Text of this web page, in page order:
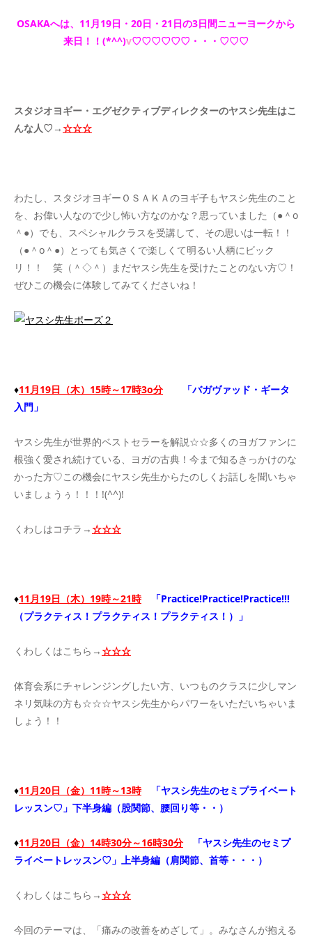
OSAKAへは、11月19日・20日・21日の3日間ニューヨークから
来日！！(*^^)v♡♡♡♡♡♡・・・♡♡♡
スタジオヨギー・エグゼクティブディレクターのヤスシ先生はこ
んな人♡→☆☆☆
わたし、スタジオヨギーＯＳＡＫＡのヨギ子もヤスシ先生のこと
を、お偉い人なので少し怖い方なのかな？思っていました（●＾o
＾●）でも、スペシャルクラスを受講して、その思いは一転！！
（●＾o＾●）とっても気さくで楽しくて明るい人柄にビック
リ！！ 笑（＾◇＾）まだヤスシ先生を受けたことのない方♡！
ぜひこの機会に体験してみてくださいね！
♦11月19日（木）15時～17時3o分
「バガヴァッド・ギータ
入門」
ヤスシ先生が世界的ベストセラーを解説☆☆多くのヨガファンに
根強く愛され続けている、ヨガの古典！今まで知るきっかけのな
かった方♡この機会にヤスシ先生からたのしくお話しを聞いちゃ
いましょうぅ！！！!(^^)!
くわしはコチラ→☆☆☆
♦11月19日（木）19時～21時
「Practice!Practice!Practice!!!
（プラクティス！プラクティス！プラクティス！）」
くわしくはこちら→☆☆☆
体育会系にチャレンジングしたい方、いつものクラスに少しマン
ネリ気味の方も☆☆☆ヤスシ先生からパワーをいただいちゃいま
しょう！！
♦11月20日（金）11時～13時
「ヤスシ先生のセミプライベート
レッスン♡」下半身編（股関節、腰回り等・・）
♦11月20日（金） 14時30分～16時30分
「ヤスシ先生のセミプ
ライベートレッスン♡」上半身編（肩関節、首等・・・）
くわしくはこちら→☆☆☆
今回のテーマは、「痛みの改善をめざして」。みなさんが抱える